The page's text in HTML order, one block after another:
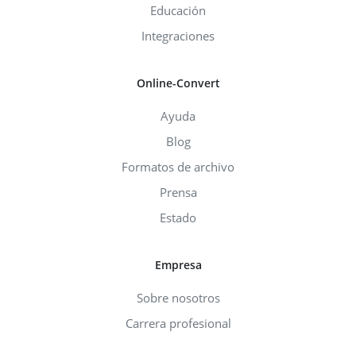
Educación
Integraciones
Online-Convert
Ayuda
Blog
Formatos de archivo
Prensa
Estado
Empresa
Sobre nosotros
Carrera profesional